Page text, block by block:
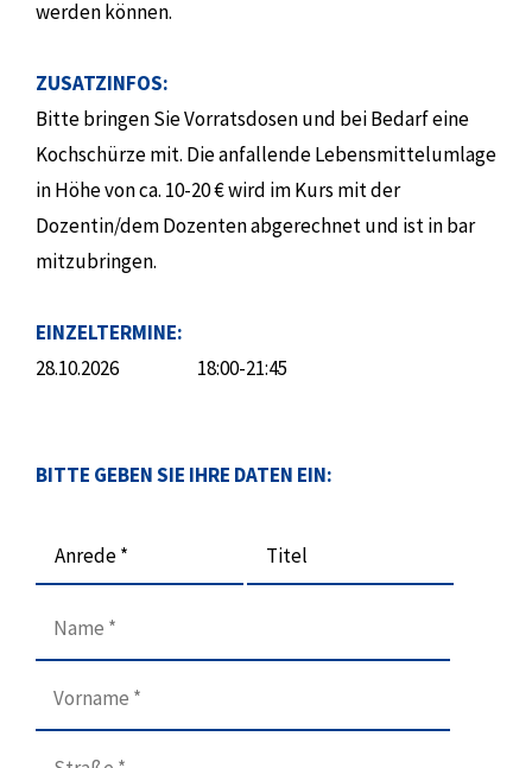
werden können.
ZUSATZINFOS:
Bitte bringen Sie Vorratsdosen und bei Bedarf eine
Kochschürze mit. Die anfallende Lebensmittelumlage
in Höhe von ca. 10-20 € wird im Kurs mit der
Dozentin/dem Dozenten abgerechnet und ist in bar
mitzubringen.
EINZELTERMINE:
28.10.2026
18:00-21:45
BITTE GEBEN SIE IHRE DATEN EIN:
Anrede * Titel